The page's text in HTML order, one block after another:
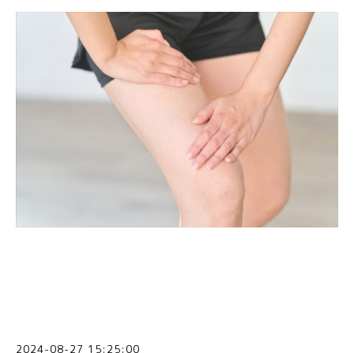
2024-08-27 15:25:00